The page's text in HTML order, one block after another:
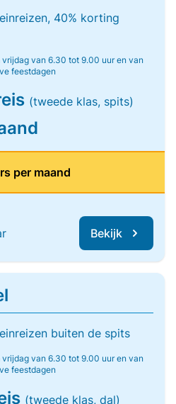
40% korting
vrijdag van 6.30 tot 9.00 uur en van
feestdagen
(tweede klas, spits)
per maand
Bekijk
buiten de spits
vrijdag van 6.30 tot 9.00 uur en van
feestdagen
(tweede klas, dal)